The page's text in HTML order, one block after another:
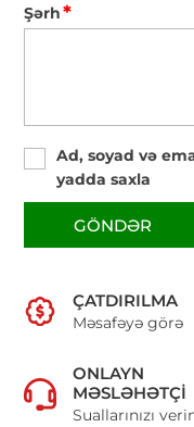
Şərh*
Ad, soyad və
yadda saxla
GÖNDƏR
ÇATDIRILMA
Məsafəyə görə
ONLAYN
MƏSLƏHƏTÇI
Suallarınızı